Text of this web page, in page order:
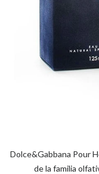
Dolce&Gabbana Pour
de la familia